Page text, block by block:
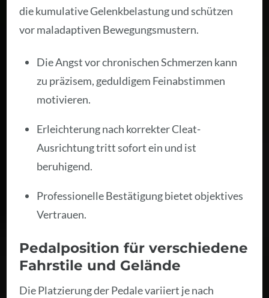
die kumulative Gelenkbelastung und schützen
vor maladaptiven Bewegungsmustern.
Die Angst vor chronischen Schmerzen kann
zu präzisem, geduldigem Feinabstimmen
motivieren.
Erleichterung nach korrekter Cleat-
Ausrichtung tritt sofort ein und ist
beruhigend.
Professionelle Bestätigung bietet objektives
Vertrauen.
Pedalposition für verschiedene
Fahrstile und Gelände
Die Platzierung der Pedale variiert je nach